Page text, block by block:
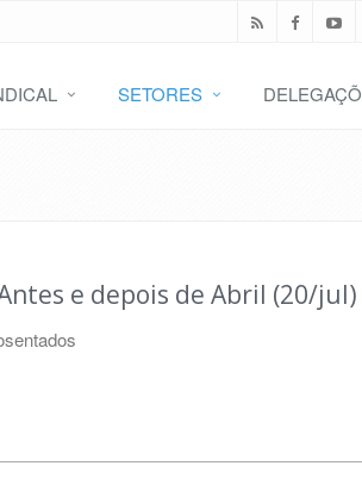
SETORES
e depois de Abril (20/jul)